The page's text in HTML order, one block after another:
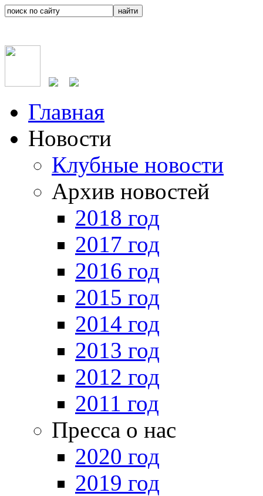
Главная
Новости
Клубные новости
Архив новостей
2018 год
2017 год
2016 год
2015 год
2014 год
2013 год
2012 год
2011 год
Пресса о нас
2020 год
2019 год